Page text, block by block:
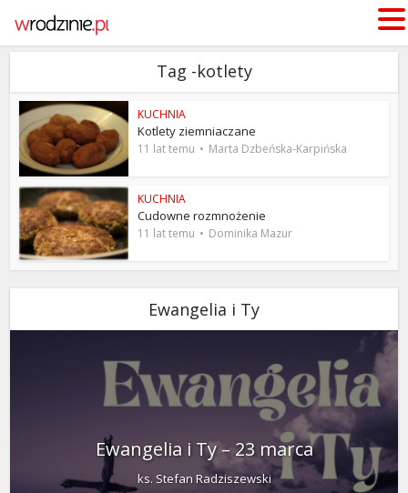
Tag -kotlety
KUCHNIA
Kotlety ziemniaczane
11 lat temu Marta Dzbeńska-Karpińska
KUCHNIA
Cudowne rozmnożenie
11 lat temu Dominika Mazur
Ewangelia i Ty
Ewangelia i Ty – 23 marca
ks. Stefan Radziszewski